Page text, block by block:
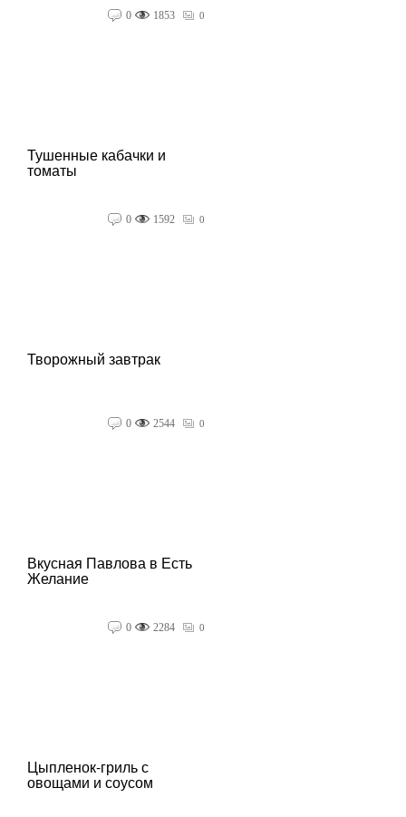
Тушенные кабачки и
томаты
0 1853 0
Творожный завтрак
0 1592 0
Вкусная Павлова в Есть
Желание
0 2544 0
Цыпленок-гриль с
овощами и соусом
0 2284 0